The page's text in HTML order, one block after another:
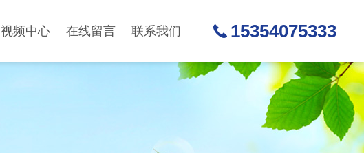
视频中心 在线留言 联系我们 15354075333